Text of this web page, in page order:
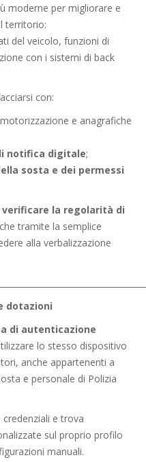
moderne per migliorare e
territorio:
del veicolo, funzioni di
con i sistemi di back
con:
e anagrafiche
notifica digitale;
sosta e dei permessi
verificare la regolarità di
tramite la semplice
alla verbalizzazione
dotazioni
di autenticazione
lo stesso dispositivo
anche appartenenti a
e personale di Polizia
e trova
sul proprio profilo
manuali.